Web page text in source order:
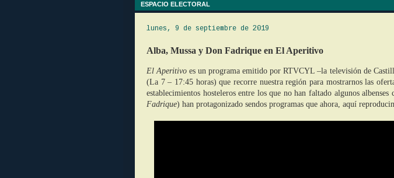
ESPACIO ELECTORAL
lunes, 9 de septiembre de 2019
Alba, Mussa y Don Fadrique en El Aperitivo
El Aperitivo es un programa emitido por RTVCYL –la televisión de
(La 7 – 17:45 horas) que recorre nuestra región para mostrarnos las
establecimientos hosteleros entre los que no han faltado algunos albenses
Fadrique) han protagonizado sendos programas que ahora, aquí